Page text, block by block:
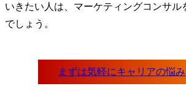
いきたい人は、マーケティングコンサル
でしょう。